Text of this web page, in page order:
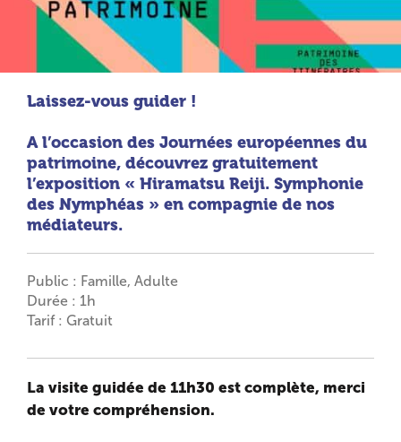
Laissez-vous guider !
A l’occasion des Journées européennes du
patrimoine, découvrez gratuitement
l’exposition « Hiramatsu Reiji. Symphonie
des Nymphéas » en compagnie de nos
médiateurs.
Public : Famille, Adulte
Durée : 1h
Tarif : Gratuit
La visite guidée de 11h30 est complète, merci
de votre compréhension.